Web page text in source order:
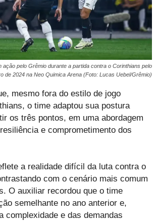
ação pelo Grêmio durante a partida contra o Corinthians pelo
de 2024 na Neo Quimica Arena (Foto: Lucas Uebel/Grêmio)
mesmo fora do estilo de jogo
o time adaptou sua postura
os três pontos, em uma abordagem
e comprometimento dos
a realidade difícil da luta contra o
com o cenário mais comum
O auxiliar recordou que o time
semelhante no ano anterior e,
complexidade e das demandas